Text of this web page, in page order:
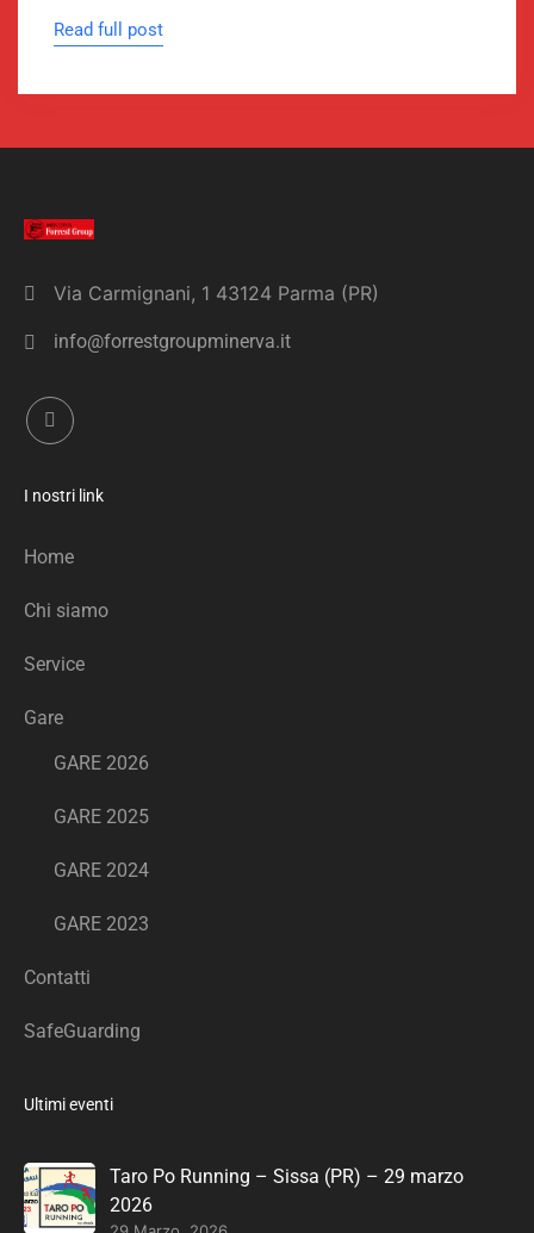
Read full post
Via Carmignani, 1 43124 Parma (PR)
info@forrestgroupminerva.it
I nostri link
Home
Chi siamo
Service
Gare
GARE 2026
GARE 2025
GARE 2024
GARE 2023
Contatti
SafeGuarding
Ultimi eventi
Taro Po Running – Sissa (PR) – 29 marzo
2026